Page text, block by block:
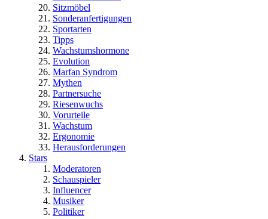
Sitzmöbel
Sonderanfertigungen
Sportarten
Tipps
Wachstumshormone
Evolution
Marfan Syndrom
Mythen
Partnersuche
Riesenwuchs
Vorurteile
Wachstum
Ergonomie
Herausforderungen
Stars
Moderatoren
Schauspieler
Influencer
Musiker
Politiker